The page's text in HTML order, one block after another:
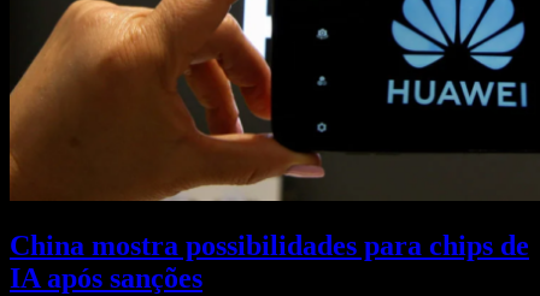
China mostra possibilidades para chips de
IA após sanções